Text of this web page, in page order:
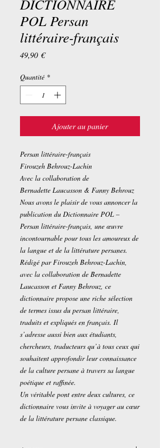
DICTIONNAIRE
POL Persan
littéraire-français
49,90 €Prix
Quantité *
Ajouter au panier
Persan littéraire-français
Firouzeh Behrouz-Lachin
Avec la collaboration de
Bernadette Laucasson & Fanny Behrouz
Nous avons le plaisir de vous annoncer la
publication du Dictionnaire POL –
Persan littéraire-français, une œuvre
incontournable pour tous les amoureux de
la langue et de la littérature persanes.
Rédigé par Firouzeh Behrouz-Lachin,
avec la collaboration de Bernadette
Laucasson et Fanny Behrouz, ce
dictionnaire propose une riche sélection
de termes issus du persan littéraire,
traduits et expliqués en français. Il
s’adresse aussi bien aux étudiants,
chercheurs, traducteurs qu’à tous ceux qui
souhaitent approfondir leur connaissance
de la culture persane à travers sa langue
poétique et raffinée.
Un véritable pont entre deux cultures, ce
dictionnaire vous invite à voyager au cœur
de la littérature persane classique.